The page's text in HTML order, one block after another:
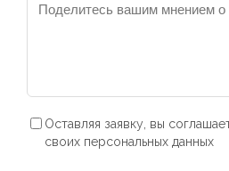
Оставляя заявку, вы
своих персональных данных